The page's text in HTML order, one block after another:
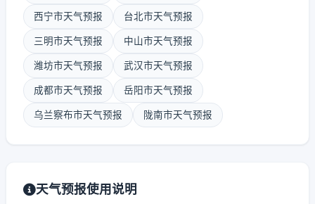
西宁市天气预报 台北市天气预报
三明市天气预报 中山市天气预报
潍坊市天气预报 武汉市天气预报
成都市天气预报 岳阳市天气预报
乌兰察布市天气预报 陇南市天气预报
天气预报使用说明